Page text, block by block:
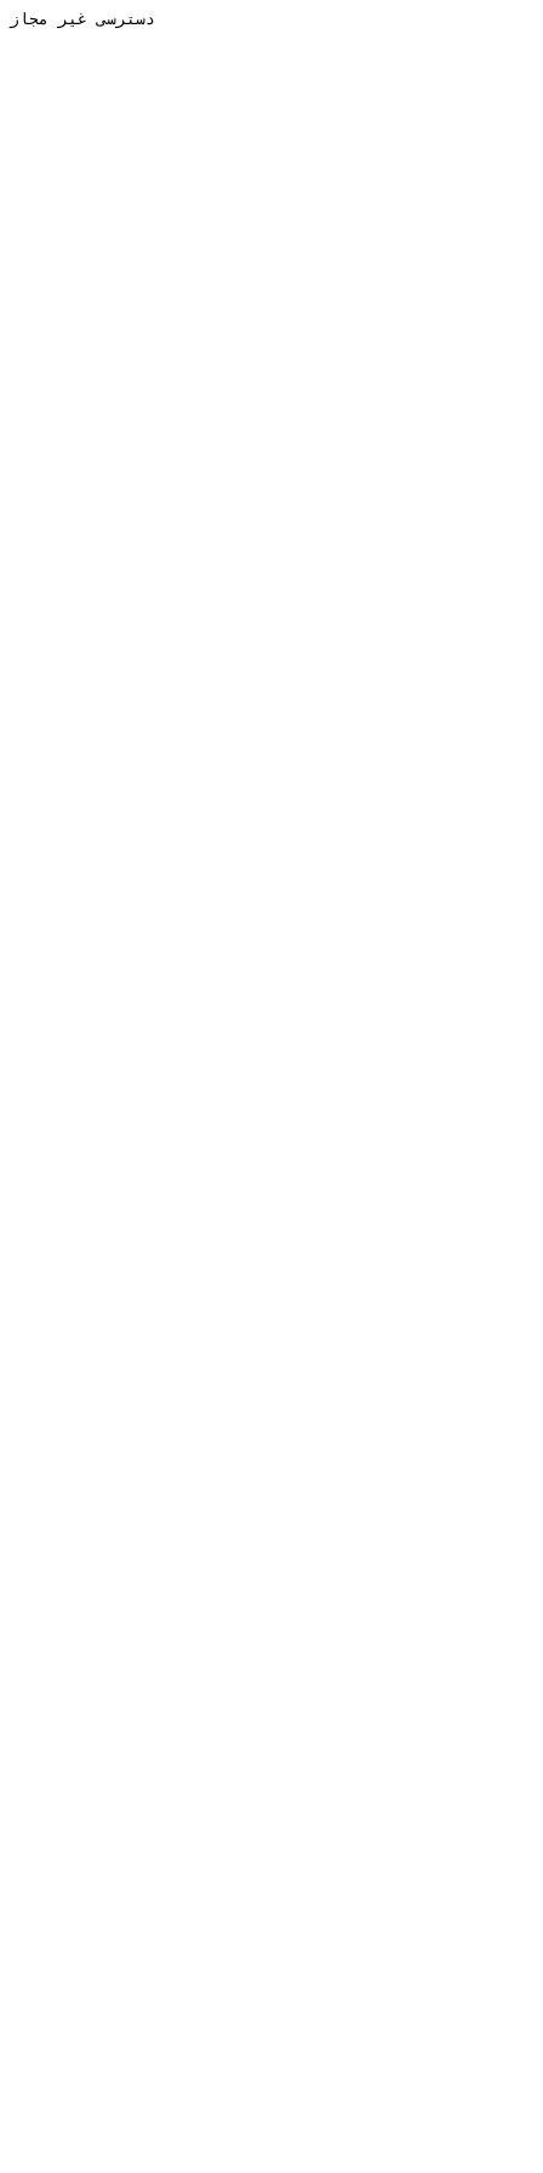
دسترسی غیر مجاز